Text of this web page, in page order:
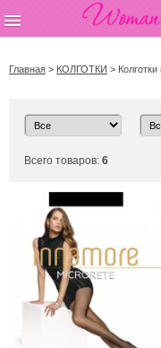
Главная > КОЛГОТКИ > Колготки
Всего товаров: 6